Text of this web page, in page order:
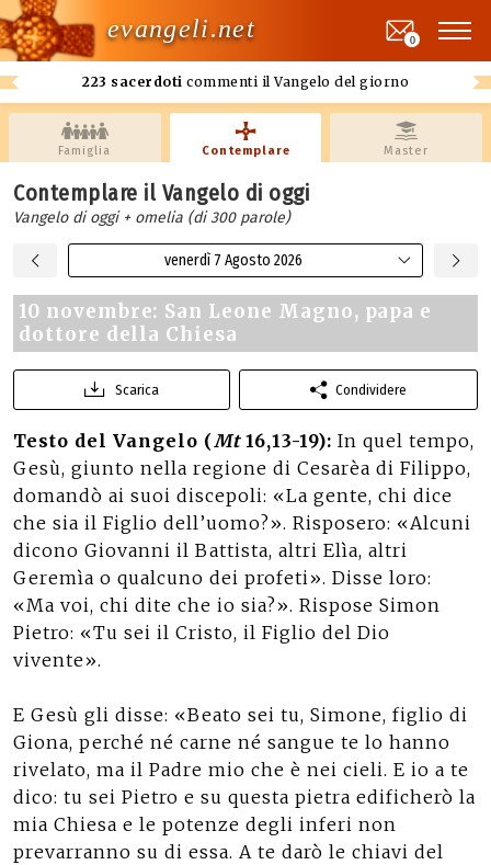
evangeli.net
223 sacerdoti commenti il Vangelo del giorno
0
Famiglia Contemplare Master
Contemplare il Vangelo di oggi
Vangelo di oggi + omelia (di 300 parole)
venerdì 7 Agosto 2026
10 novembre: San Leone Magno, papa e
dottore della Chiesa
Scarica Condividere
Testo del Vangelo (Mt16,13-19): In quel tempo,
Gesù, giunto nella regione di Cesarèa di Filippo,
domandò ai suoi discepoli: «La gente, chi dice
che sia il Figlio dell’uomo?». Risposero: «Alcuni
dicono Giovanni il Battista, altri Elìa, altri
Geremìa o qualcuno dei profeti». Disse loro:
«Ma voi, chi dite che io sia?». Rispose Simon
Pietro: «Tu sei il Cristo, il Figlio del Dio
vivente».
E Gesù gli disse: «Beato sei tu, Simone, figlio di
Giona, perché né carne né sangue te lo hanno
rivelato, ma il Padre mio che è nei cieli. E io a te
dico: tu sei Pietro e su questa pietra edificherò la
mia Chiesa e le potenze degli inferi non
prevarranno su di essa. A te darò le chiavi del